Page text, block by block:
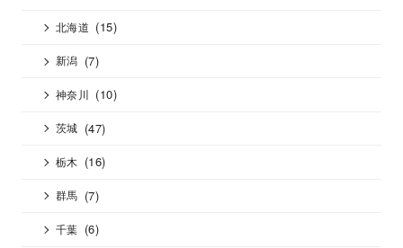
北海道 (15)
新潟 (7)
神奈川 (10)
茨城 (47)
栃木 (16)
群馬 (7)
千葉 (6)